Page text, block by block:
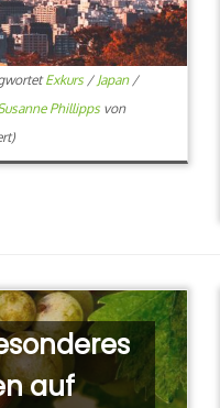
Exkurs / Japan /
Phillipps von
auf